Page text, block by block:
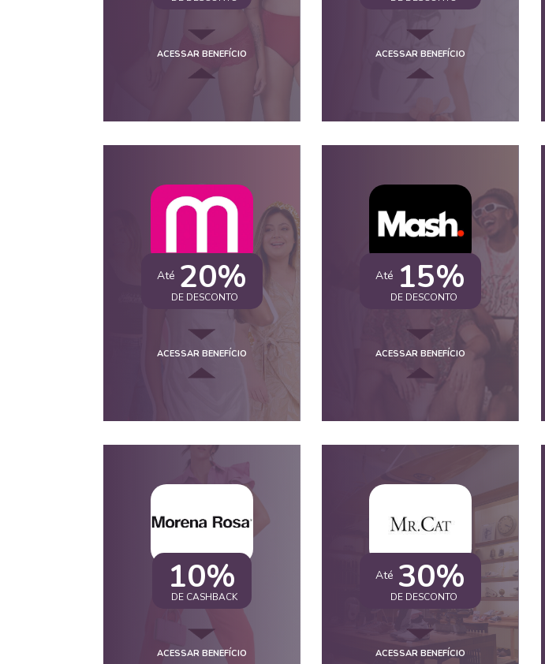
ACESSAR BENEFÍCIO ACESSAR BENEFÍCIO
Até 20%
DE DESCONTO
ACESSAR BENEFÍCIO
Até 15%
DE DESCONTO
ACESSAR BENEFÍCIO
10%
DE CASHBACK
ACESSAR BENEFÍCIO
Até 30%
DE DESCONTO
ACESSAR BENEFÍCIO